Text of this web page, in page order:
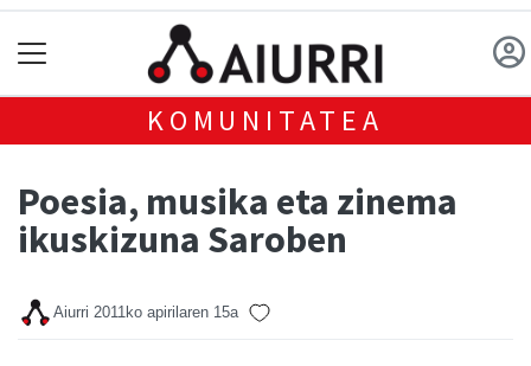
KOMUNITATEA
Poesia, musika eta zinema
ikuskizuna Saroben
Aiurri 2011ko apirilaren 15a